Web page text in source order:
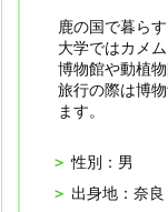
鹿の国で暮ら
大学ではカメ
博物館や動植
旅行の際は博
ます。
性別：男
出身地：奈良